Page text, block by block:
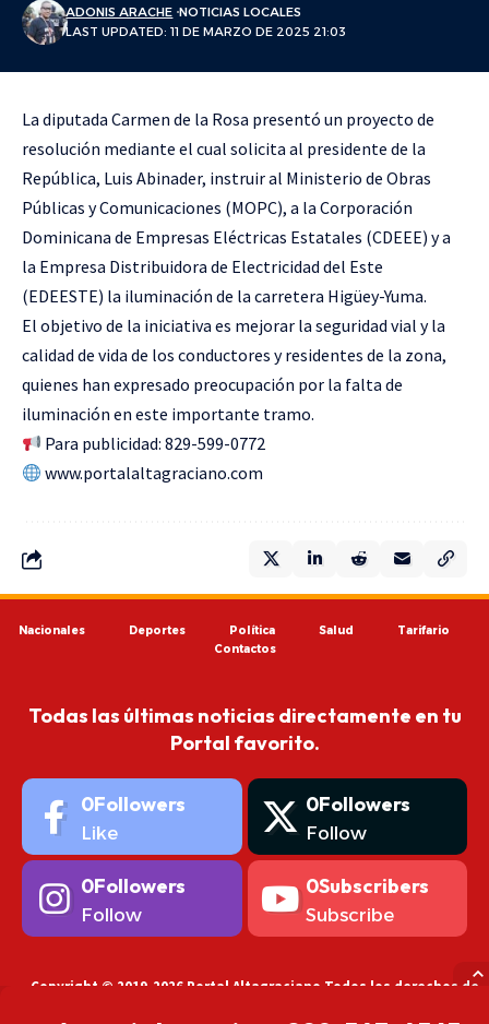
LAST UPDATED: 11 DE MARZO DE 2025 21:03
ADONIS ARACHE NOTICIAS LOCALES
La diputada Carmen de la Rosa presentó un proyecto de
resolución mediante el cual solicita al presidente de la
República, Luis Abinader, instruir al Ministerio de Obras
Públicas y Comunicaciones (MOPC), a la Corporación
Dominicana de Empresas Eléctricas Estatales (CDEEE) y a
la Empresa Distribuidora de Electricidad del Este
(EDEESTE) la iluminación de la carretera Higüey-Yuma.
El objetivo de la iniciativa es mejorar la seguridad vial y la
calidad de vida de los conductores y residentes de la zona,
quienes han expresado preocupación por la falta de
iluminación en este importante tramo.
Para publicidad: 829-599-0772
www.portalaltagraciano.com
Nacionales Deportes Política Salud
Tarifario
Contactos
Todas las últimas noticias directamente en tu
Portal favorito.
0Followers
Like
0Followers
Follow
0Followers
Follow
0Subscribers
Subscribe
Copyright © 2019-2026 Portal Altagraciano Todos los derechos de